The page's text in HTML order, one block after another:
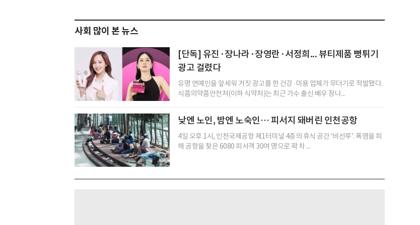
사회 많이 본 뉴스
[단독] 유진·장나라·장영란·서정희... 뷰티제품 뻥튀기
광고 걸렸다
유명 연예인을 앞세워 거짓 광고를 한 건강·미용 업체가 무더기로 적발됐다.
식품의약품안전처(이하 식약처)는 최근 가수 출신 배우 장나...
낮엔 노인, 밤엔 노숙인… 피서지 돼버린 인천공항
4일 오후 1시, 인천국제공항 제1터미널 4층의 휴식 공간 ‘비선루’. 폭염을 피
해 공항을 찾은 6080 피서객 30여 명으로 꽉 차 ...